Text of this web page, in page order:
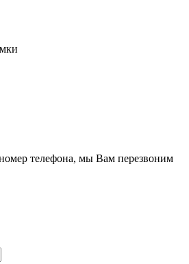
телефона, мы Вам перезвоним